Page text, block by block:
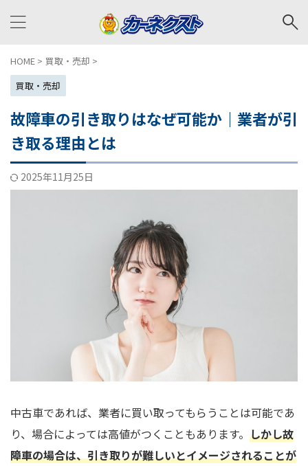
HOME > 買取・売却 >
買取・売却
故障車の引き取りはなぜ可能か｜業者が引
き取る理由とは
2025年11月25日
中古車であれば、業者に買い取ってもらうことは可能であ
り、場合によっては高値がつくこともあります。 しかし故
障車の場合は、引き取りが難しいとイメージされることが